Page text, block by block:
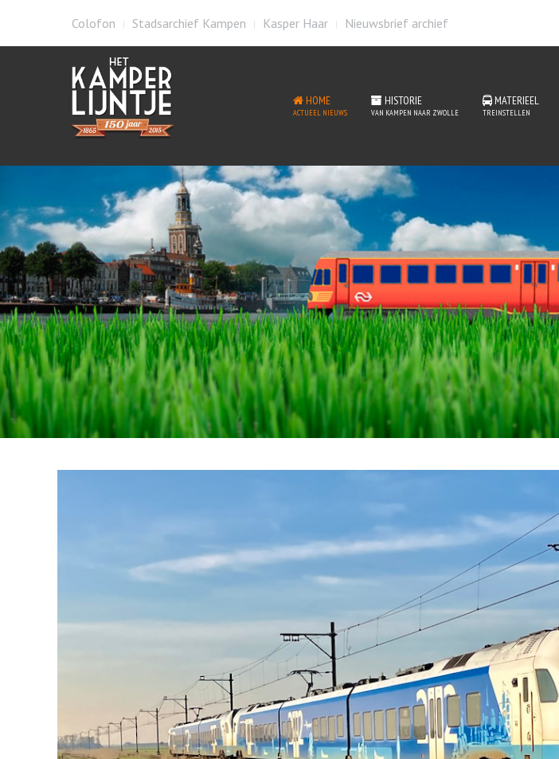
Colofon Stadsarchief Kampen Kasper Haar Nieuwsbrief archief
HOME
ACTUEEL NIEUWS
HISTORIE
VAN KAMPEN NAAR ZWOLLE
MATERIEEL
TREINSTELLEN
Welkom op de website
MEER